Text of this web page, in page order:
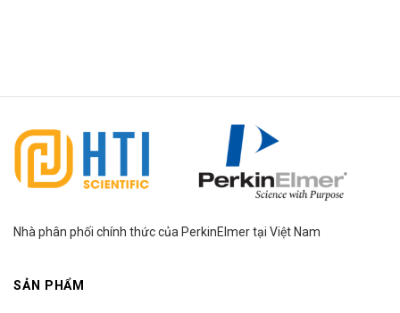
Nhà phân phối chính thức của PerkinElmer tại Việt Nam
SẢN PHẨM